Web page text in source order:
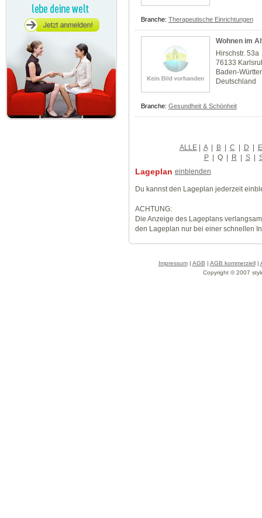
Branche: Therapeutische Einrichtungen
Wohnen im
Hirschstr. 53a
76133
Baden-
Deutschland
Branche: Gesundheit & Schönheit
ALLE| A | B | C | D | E
P | Q | R | S |
Lageplan einblenden
Du kannst den Lageplan jederzeit
ACHTUNG:
Die Anzeige des Lageplans
den Lageplan nur bei einer schnellen
Impressum| AGB | AGB kommerziell|
Copyright © 2007